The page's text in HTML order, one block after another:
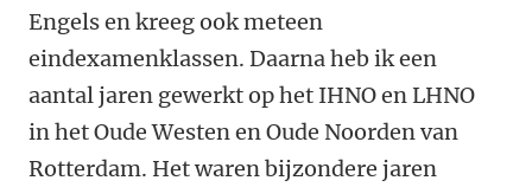
Engels en kreeg ook meteen
eindexamenklassen. Daarna heb ik een
aantal jaren gewerkt op het IHNO en LHNO
in het Oude Westen en Oude Noorden van
Rotterdam. Het waren bijzondere jaren